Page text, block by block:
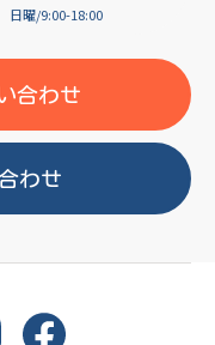
日曜/9:00-18:00
合わせ
わせ